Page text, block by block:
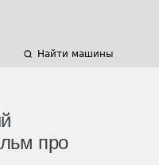
Найти машины
про